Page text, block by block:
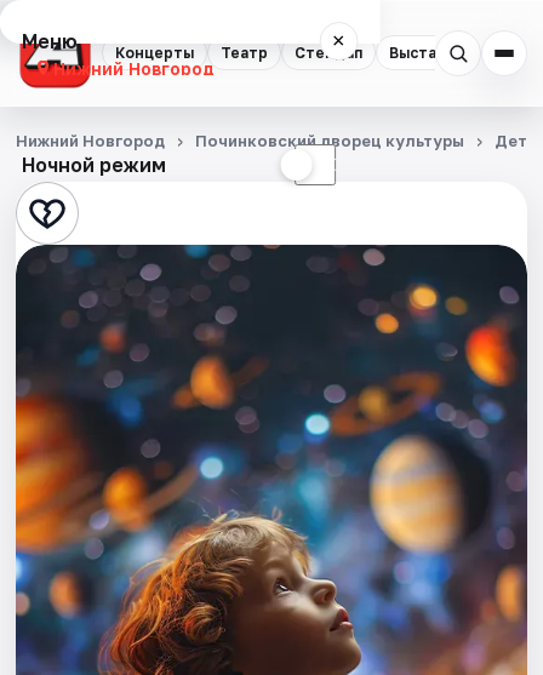
Концерты Театр Стендап Выставки
Меню ×
Нижний Новгород
Концерты
Театр
Стендап
Выставки
Квесты
Экскурсии
Спорт
События
Города
Площадки
Ночной режим ☾
Нижний Новгород Починковский дворец культуры